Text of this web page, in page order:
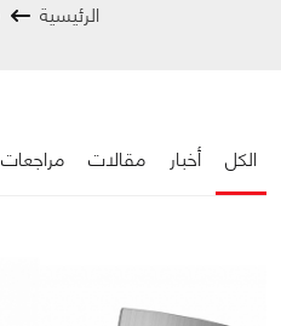
الرئيسية
الكل أخبار مقالات مراجعات